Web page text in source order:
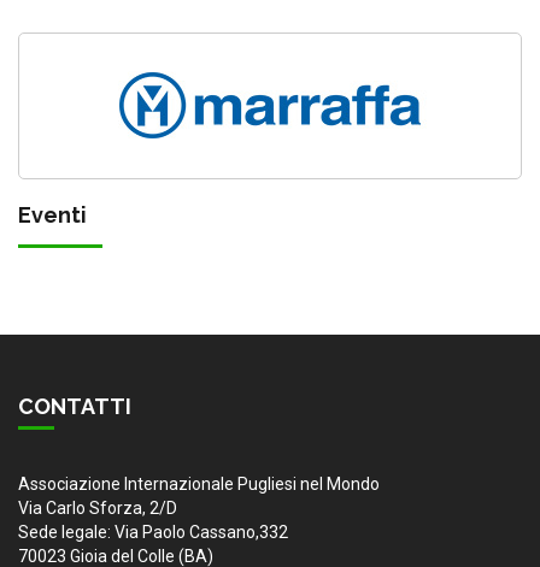
Eventi
CONTATTI
Associazione Internazionale Pugliesi nel Mondo
Via Carlo Sforza, 2/D
Sede legale: Via Paolo Cassano,332
70023 Gioia del Colle (BA)